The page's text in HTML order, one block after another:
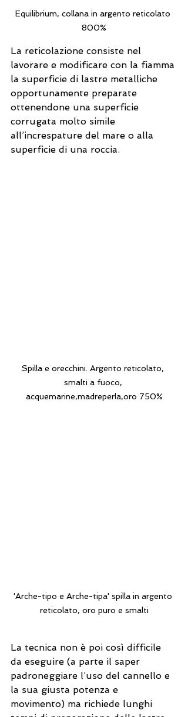
Equilibrium, collana in argento reticolato
800%
La reticolazione consiste nel
lavorare e modificare con la fiamma
la superficie di lastre metalliche
opportunamente preparate
ottenendone una superficie
corrugata molto simile
all’increspature del mare o alla
superficie di una roccia.
Spilla e orecchini. Argento reticolato,
smalti a fuoco,
acquemarine,madreperla,oro 750%
'Arche-tipo e Arche-tipa' spilla in argento
reticolato, oro puro e smalti
La tecnica non è poi così difficile
da eseguire (a parte il saper
padroneggiare l’uso del cannello e
la sua giusta potenza e
movimento) ma richiede lunghi